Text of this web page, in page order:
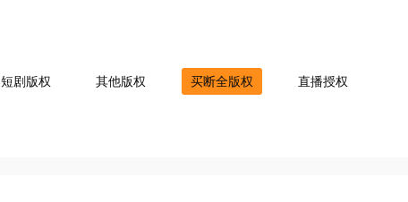
短剧版权 其他版权 买断全版权 直播授权